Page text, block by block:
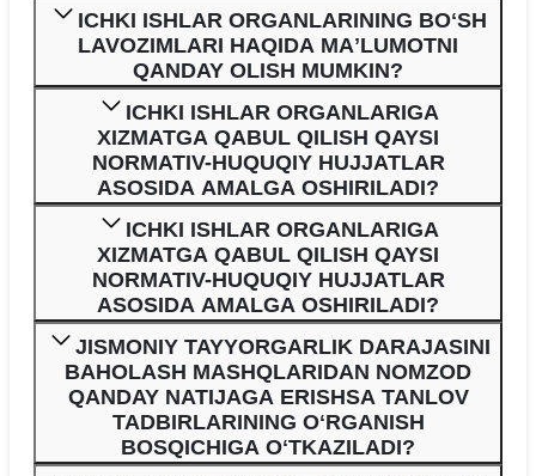
ICHKI ISHLAR ORGANLARINING BOʻSH
LAVOZIMLARI HAQIDA MAʼLUMOTNI
QANDAY OLISH MUMKIN?
ICHKI ISHLAR ORGANLARIGA
XIZMATGA QABUL QILISH QAYSI
NORMATIV-HUQUQIY HUJJATLAR
ASOSIDA AMALGA OSHIRILADI?
ICHKI ISHLAR ORGANLARIGA
XIZMATGA QABUL QILISH QAYSI
NORMATIV-HUQUQIY HUJJATLAR
ASOSIDA AMALGA OSHIRILADI?
JISMONIY TAYYORGARLIK DARAJASINI
BAHOLASH MASHQLARIDAN NOMZOD
QANDAY NATIJAGA ERISHSA TANLOV
TADBIRLARINING OʻRGANISH
BOSQICHIGA OʻTKAZILADI?